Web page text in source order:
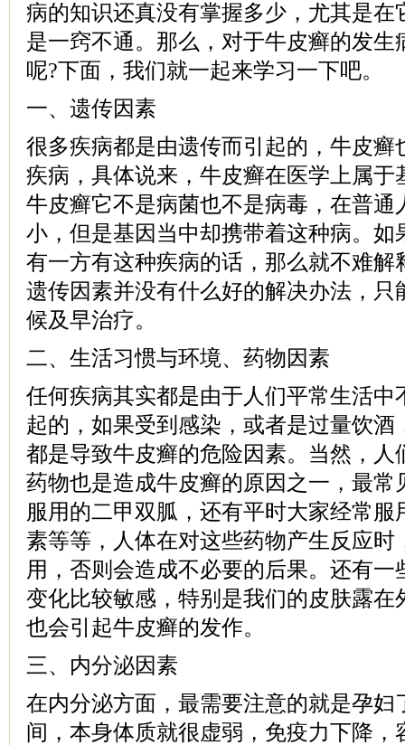
病的知识还真没有掌握多少，尤其是在
是一窍不通。那么，对于牛皮癣的发生
呢?下面，我们就一起来学习一下吧。
一、遗传因素
很多疾病都是由遗传而引起的，牛皮癣
疾病，具体说来，牛皮癣在医学上属于
牛皮癣它不是病菌也不是病毒，在普通
小，但是基因当中却携带着这种病。如
有一方有这种疾病的话，那么就不难解
遗传因素并没有什么好的解决办法，只
候及早治疗。
二、生活习惯与环境、药物因素
任何疾病其实都是由于人们平常生活中
起的，如果受到感染，或者是过量饮酒
都是导致牛皮癣的危险因素。当然，人
药物也是造成牛皮癣的原因之一，最常
服用的二甲双胍，还有平时大家经常服
素等等，人体在对这些药物产生反应时
用，否则会造成不必要的后果。还有一
变化比较敏感，特别是我们的皮肤露在
也会引起牛皮癣的发作。
三、内分泌因素
在内分泌方面，最需要注意的就是孕妇
间，本身体质就很虚弱，免疫力下降，